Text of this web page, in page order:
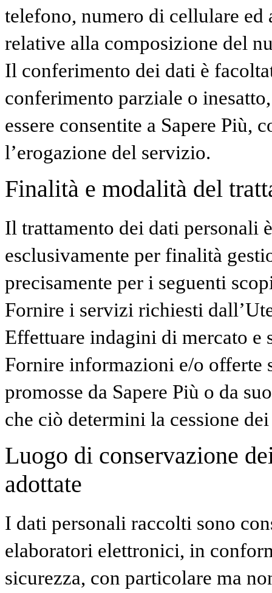
telefono, numero di cellulare
relative alla composizione del
Il conferimento dei dati è
conferimento parziale o
essere consentite a Sapere Più,
l’erogazione del servizio.
Finalità e modalità del
Il trattamento dei dati personali
esclusivamente per finalità
precisamente per i seguenti
Fornire i servizi richiesti
Effettuare indagini di mercato e
Fornire informazioni e/o
promosse da Sapere Più o da
che ciò determini la cessione
Luogo di conservazione
adottate
I dati personali raccolti sono
elaboratori elettronici, in
sicurezza, con particolare ma